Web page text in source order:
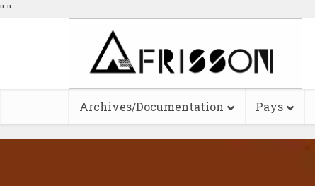
" "
Archives/Documentation Pays